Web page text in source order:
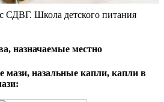
СДВГ. Школа детского питания
назначаемые местно
мази, назальные капли, капли в